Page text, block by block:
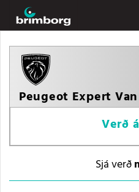
Peugeot Expert Van
Verð
Sjá verð